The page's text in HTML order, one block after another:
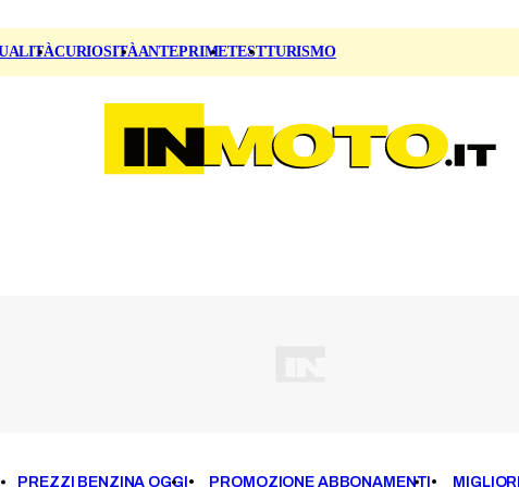
CURIOSITÀANTEPRIMETESTTURISMO
PREZZI BENZINA OGGI PROMOZIONE ABBONAMENTI